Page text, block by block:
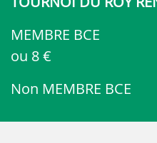
MEMBRE
ou 8 €
Non MEMBRE